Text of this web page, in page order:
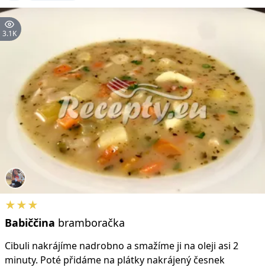
3.1K
★★★
Babiččina bramboračka
Cibuli nakrájíme nadrobno a smažíme ji na oleji asi 2
minuty. Poté přidáme na plátky nakrájený česnek